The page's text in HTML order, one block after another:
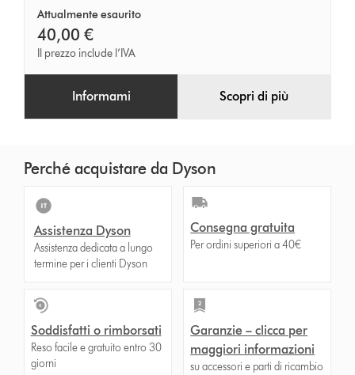
precisione
Attualmente esaurito
40,00 €
Il prezzo include l’IVA
Informami Scopri di più
Perché acquistare da Dyson
Assistenza Dyson
Assistenza dedicata a lungo
termine per i clienti Dyson
Consegna gratuita
Per ordini superiori a 40€
Soddisfatti o rimborsati
Reso facile e gratuito entro 30
giorni
Garanzie – clicca per
maggiori informazioni
su accessori e parti di ricambio